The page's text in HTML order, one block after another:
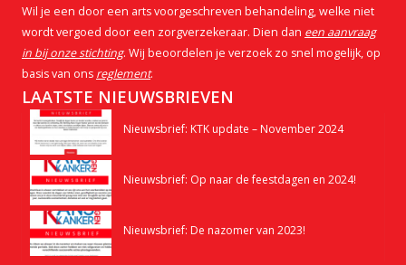
Wil je een door een arts voorgeschreven behandeling, welke niet
wordt vergoed door een zorgverzekeraar. Dien dan een aanvraag
in bij onze stichting. Wij beoordelen je verzoek zo snel mogelijk, op
basis van ons reglement.
LAATSTE NIEUWSBRIEVEN
Nieuwsbrief: KTK update – November 2024
Nieuwsbrief: Op naar de feestdagen en 2024!
Nieuwsbrief: De nazomer van 2023!